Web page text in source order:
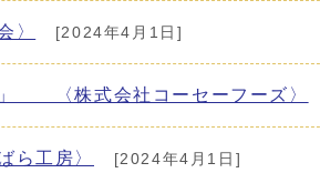
〉 [2024年4月1日]
」 〈株式会社コーセーフーズ〉
工房〉 [2024年4月1日]